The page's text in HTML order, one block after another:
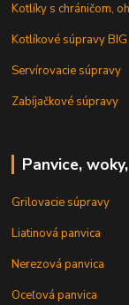
Kotlíky s chráničom,
Kotlíkové súpravy
Servírovacie súpravy
Zabíjačkové súpravy
Panvice,
Grilovacie súpravy
Liatinová panvica
Nerezová panvica
Oceľová panvica